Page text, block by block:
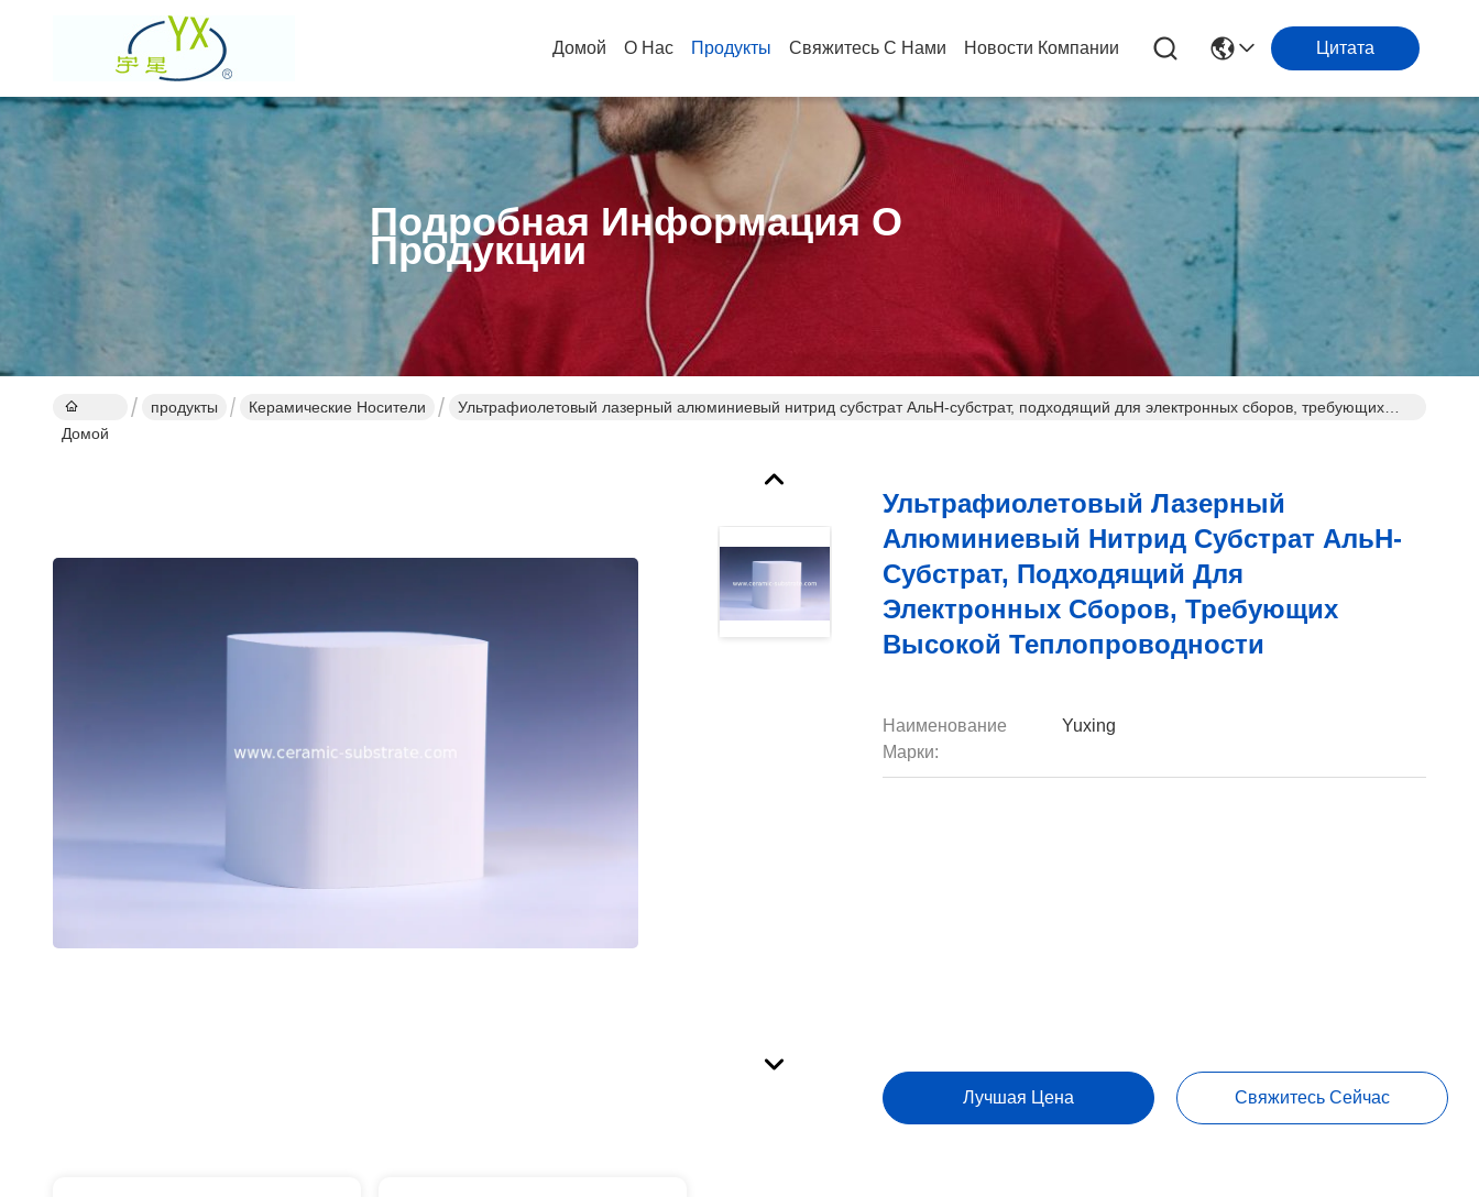
Домой О Нас Продукты Свяжитесь С Нами Новости Компании Цитата
Подробная Информация О
Продукции
Домой
продукты Керамические Носители
Ультрафиолетовый лазерный алюминиевый нитрид субстрат АльН-субстрат, подходящий для электронных сборов, требующих
Ультрафиолетовый Лазерный
Алюминиевый Нитрид Субстрат АльН-
Субстрат, Подходящий Для
Электронных Сборов, Требующих
Высокой Теплопроводности
Наименование
Марки:
Yuxing
Лучшая Цена Свяжитесь Сейчас